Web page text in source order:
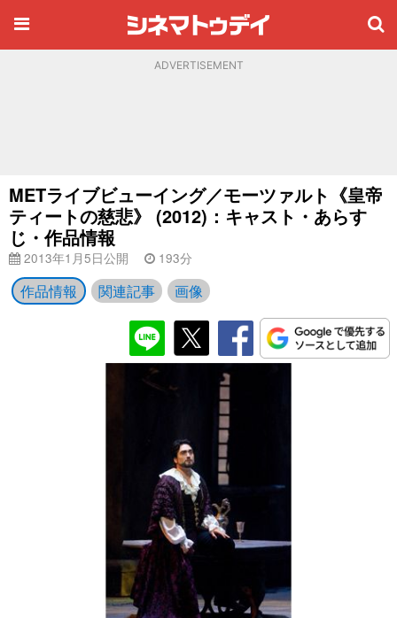
ADVERTISEMENT
METライブビューイング／モーツァルト《皇帝
ティートの慈悲》 (2012)：キャスト・あらす
じ・作品情報
2013年1月5日公開 193分
作品情報 関連記事 画像